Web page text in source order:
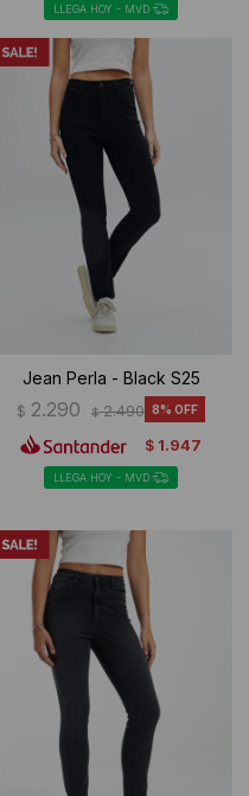
LLEGA HOY - MVD
Jean Perla - Black S25
$ 2.290 $ 2.490 8
$ 1.947
LLEGA HOY - MVD